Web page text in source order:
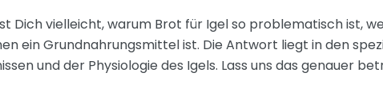
Dich vielleicht, warum Brot für Igel so problematisch ist,
ein Grundnahrungsmittel ist. Die Antwort liegt in den
und der Physiologie des Igels. Lass uns das genauer